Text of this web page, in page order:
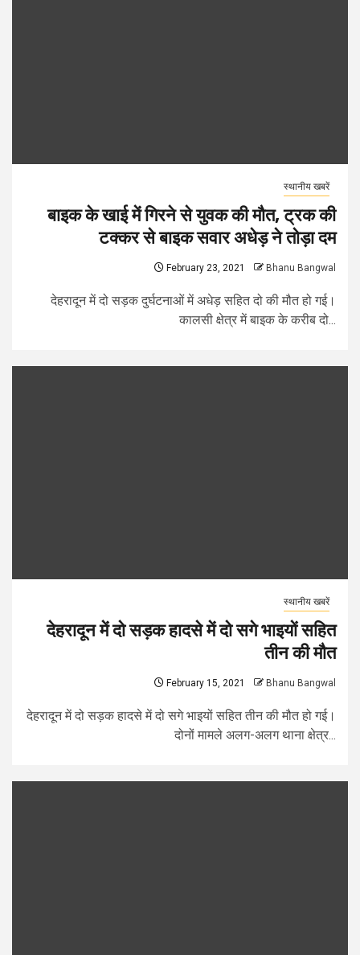
स्थानीय खबरें
बाइक के खाई में गिरने से युवक की मौत, ट्रक की
टक्कर से बाइक सवार अधेड़ ने तोड़ा दम
February 23, 2021 Bhanu Bangwal
देहरादून में दो सड़क दुर्घटनाओं में अधेड़ सहित दो की मौत हो गई।
कालसी क्षेत्र में बाइक के करीब दो...
स्थानीय खबरें
देहरादून में दो सड़क हादसे में दो सगे भाइयों सहित
तीन की मौत
February 15, 2021 Bhanu Bangwal
देहरादून में दो सड़क हादसे में दो सगे भाइयों सहित तीन की मौत हो गई।
दोनों मामले अलग-अलग थाना क्षेत्र...